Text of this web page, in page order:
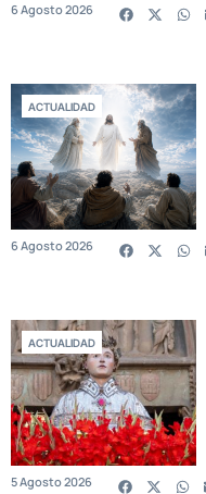
6 Agosto 2026
ACTUALIDAD
6 Agosto 2026
ACTUALIDAD
5 Agosto 2026